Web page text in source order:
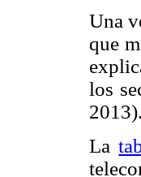
Una
que
los
2013).
La